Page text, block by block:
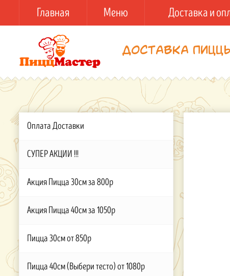
Главная Меню Доставка и
Доставка
Оплата Доставки
СУПЕР АКЦИИ !!!
Акция Пицца 30см за 800р
Акция Пицца 40см за 1050р
Пицца 30см от 850р
Пицца 40см (Выбери тесто) от 1080р